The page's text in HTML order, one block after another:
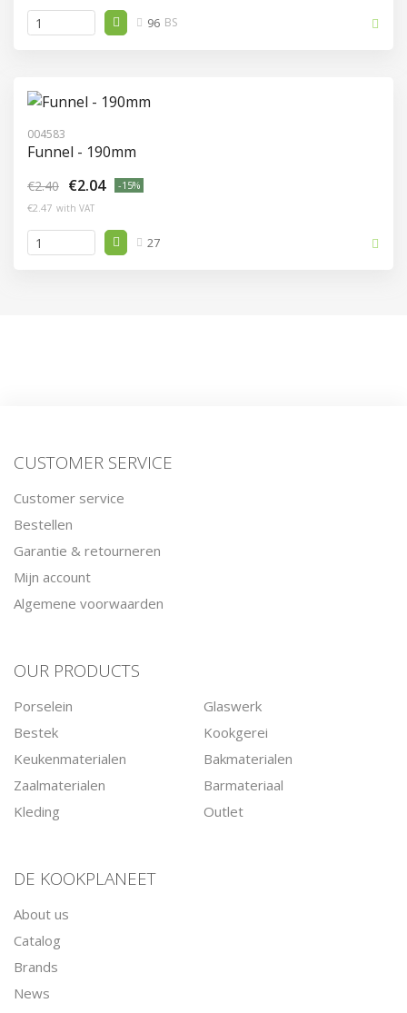
96 BS
004583
Funnel - 190mm
€2.40 €2.04
-15%
€2.47 with VAT
27
CUSTOMER SERVICE
Customer service
Bestellen
Garantie & retourneren
Mijn account
Algemene voorwaarden
OUR PRODUCTS
Porselein
Glaswerk
Bestek
Kookgerei
Keukenmaterialen
Bakmaterialen
Zaalmaterialen
Barmateriaal
Kleding
Outlet
DE KOOKPLANEET
About us
Catalog
Brands
News